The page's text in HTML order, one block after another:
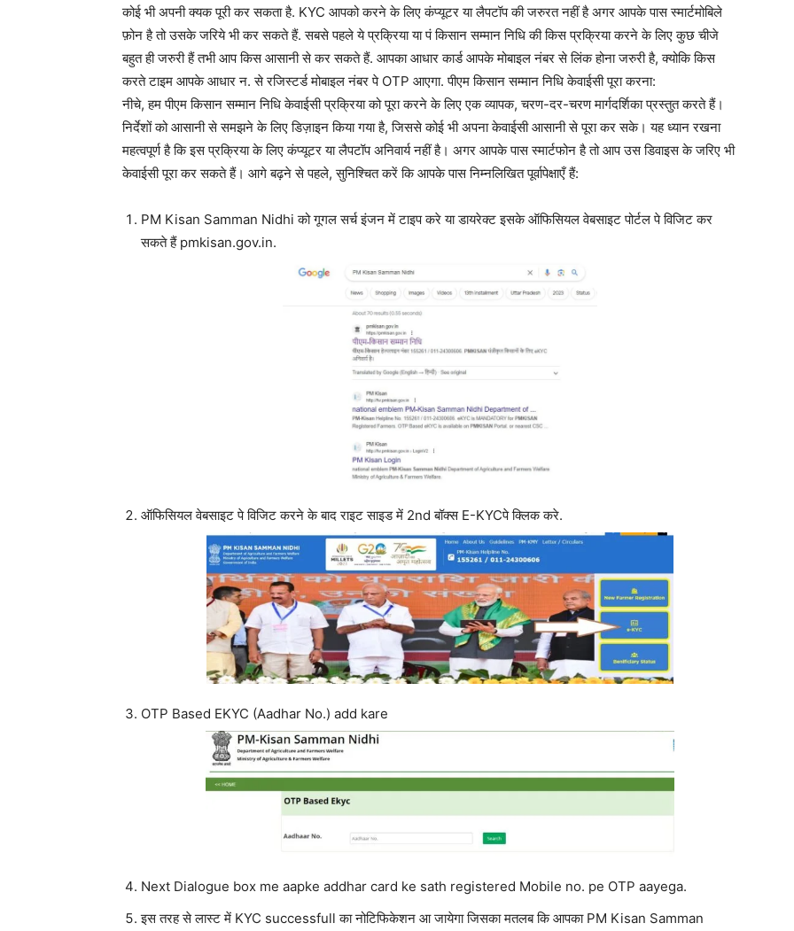
कोई भी अपनी क्यक पूरी कर सकता है. KYC आपको करने के लिए कंप्यूटर या लैपटॉप की जरुरत नहीं है अगर आपके पास स्मार्टमोबिले
फ़ोन है तो उसके जरिये भी कर सकते हैं. सबसे पहले ये प्रक्रिया या पं किसान सम्मान निधि की किस प्रक्रिया करने के लिए कुछ चीजे
बहुत ही जरुरी हैं तभी आप किस आसानी से कर सकते हैं. आपका आधार कार्ड आपके मोबाइल नंबर से लिंक होना जरुरी है, क्योकि किस
करते टाइम आपके आधार न. से रजिस्टर्ड मोबाइल नंबर पे OTP आएगा. पीएम किसान सम्मान निधि केवाईसी पूरा करना:
नीचे, हम पीएम किसान सम्मान निधि केवाईसी प्रक्रिया को पूरा करने के लिए एक व्यापक, चरण-दर-चरण मार्गदर्शिका प्रस्तुत करते हैं।
निर्देशों को आसानी से समझने के लिए डिज़ाइन किया गया है, जिससे कोई भी अपना केवाईसी आसानी से पूरा कर सके। यह ध्यान रखना
महत्वपूर्ण है कि इस प्रक्रिया के लिए कंप्यूटर या लैपटॉप अनिवार्य नहीं है। अगर आपके पास स्मार्टफोन है तो आप उस डिवाइस के जरिए भी
केवाईसी पूरा कर सकते हैं। आगे बढ़ने से पहले, सुनिश्चित करें कि आपके पास निम्नलिखित पूर्वापेक्षाएँ हैं:
PM Kisan Samman Nidhi को गूगल सर्च इंजन में टाइप करे या डायरेक्ट इसके ऑफिसियल वेबसाइट पोर्टल पे विजिट कर
सकते हैं pmkisan.gov.in.
ऑफिसियल वेबसाइट पे विजिट करने के बाद राइट साइड में 2nd बॉक्स E-KYCपे क्लिक करे.
OTP Based EKYC (Aadhar No.) add kare
Next Dialogue box me aapke addhar card ke sath registered Mobile no. pe OTP aayega.
इस तरह से लास्ट में KYC successfull का नोटिफिकेशन आ जायेगा जिसका मतलब कि आपका PM Kisan Samman